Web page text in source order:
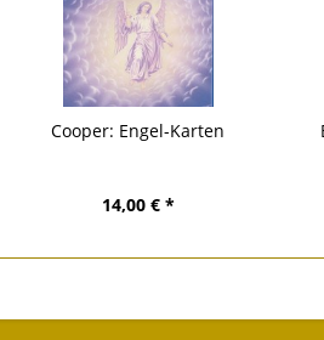
Cooper: Engel-Karten
14,00 € *